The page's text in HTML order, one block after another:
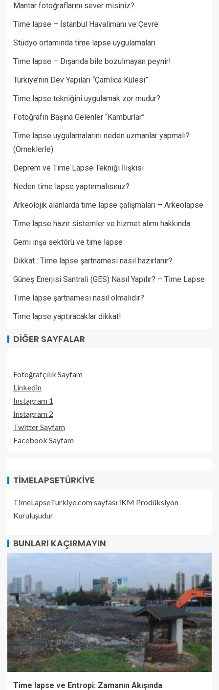
Mantar fotoğraflarını sever misiniz?
Time lapse – İstanbul Havalimanı ve Çevre
Stüdyo ortamında time lapse uygulamaları
Time lapse – Dışarıda bile bozulmayan peynir!
Türkiye’nin Dev Yapıları “Çamlıca Kulesi”
Time lapse tekniğini uygulamak zor mudur?
Fotoğrafın Başına Gelenler “Kamburlar”​
Time lapse uygulamalarını neden uzmanlar yapmalı?
(Örneklerle)
Deprem ve Time Lapse Tekniği İlişkisi
Neden time lapse yaptırmalısınız?
Arkeolojik alanlarda time lapse çalışmaları – Arkeolapse
Time lapse hazır sistemler ve hizmet alımı hakkında
Gemi inşa sektörü ve time lapse
Dikkat : Time lapse şartnamesi nasıl hazırlanır?
Güneş Enerjisi Santrali (GES) Nasıl Yapılır? – Time Lapse
Time lapse şartnamesi nasıl olmalıdır?
Time lapse yaptıracaklar dikkat!
DIĞER SAYFALAR
Fotoğrafçılık Sayfam
Linkedin
Instagram 1
Instagram 2
Twitter Sayfam
Facebook Sayfam
TIMELAPSETÜRKIYE
TimeLapseTurkiye.com sayfası İKM Prodüksiyon
Kuruluşudur
BUNLARI KAÇIRMAYIN
Time lapse ve Entropi: Zamanın Akışında